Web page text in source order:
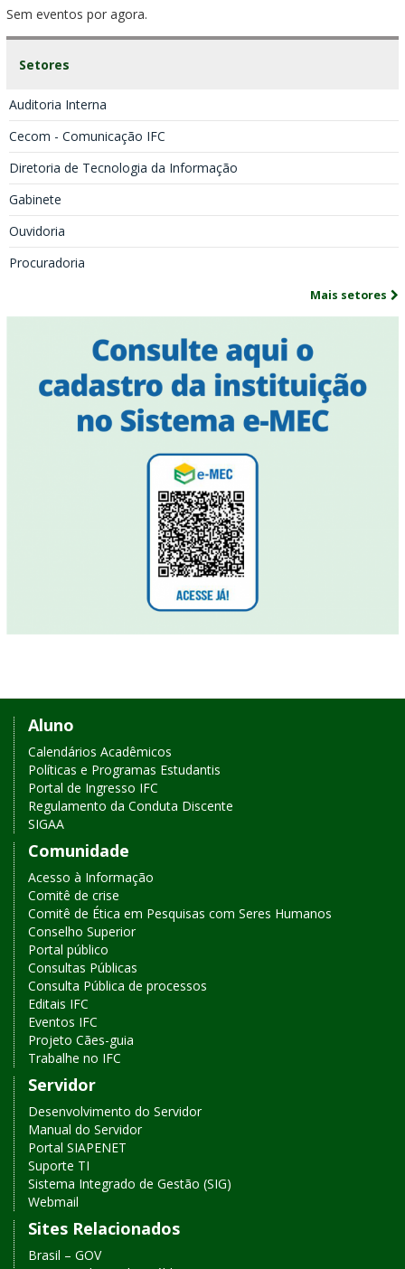
Sem eventos por agora.
Setores
Auditoria Interna
Cecom - Comunicação IFC
Diretoria de Tecnologia da Informação
Gabinete
Ouvidoria
Procuradoria
Mais setores
Links
de
acesso
rápido
Aluno
Calendários Acadêmicos
Políticas e Programas Estudantis
Portal de Ingresso IFC
Regulamento da Conduta Discente
SIGAA
Comunidade
Acesso à Informação
Comitê de crise
Comitê de Ética em Pesquisas com Seres Humanos
Conselho Superior
Portal público
Consultas Públicas
Consulta Pública de processos
Editais IFC
Eventos IFC
Projeto Cães-guia
Trabalhe no IFC
Servidor
Desenvolvimento do Servidor
Manual do Servidor
Portal SIAPENET
Suporte TI
Sistema Integrado de Gestão (SIG)
Webmail
Sites Relacionados
Brasil – GOV